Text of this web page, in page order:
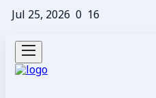
Jul 25, 2026 0 16